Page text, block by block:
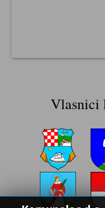
Vlasnici